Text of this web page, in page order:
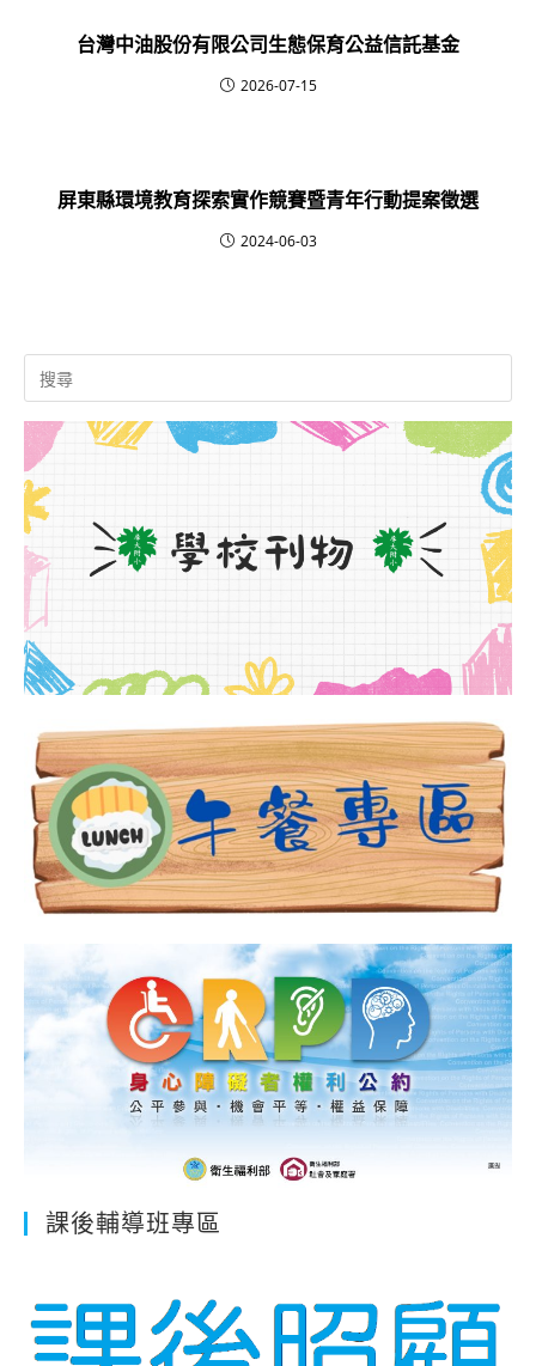
台灣中油股份有限公司生態保育公益信託基金
2026-07-15
屏東縣環境教育探索實作競賽暨青年行動提案徵選
2024-06-03
Search
for:
課後輔導班專區